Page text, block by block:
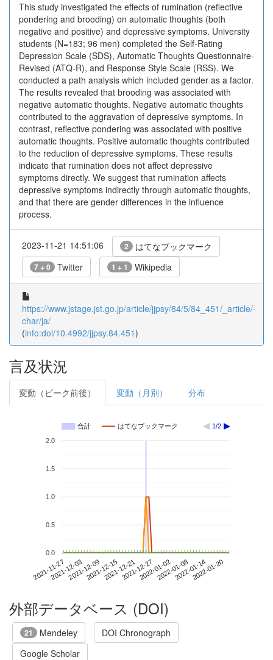
This study investigated the effects of rumination (reflective
pondering and brooding) on automatic thoughts (both
negative and positive) and depressive symptoms. University
students (N=183; 96 men) completed the Self-Rating
Depression Scale (SDS), Automatic Thoughts Questionnaire-
Revised (ATQ-R), and Response Style Scale (RSS). We
conducted a path analysis which included gender as a factor.
The results revealed that brooding was associated with
negative automatic thoughts. Negative automatic thoughts
contributed to the aggravation of depressive symptoms. In
contrast, reflective pondering was associated with positive
automatic thoughts. Positive automatic thoughts contributed
to the reduction of depressive symptoms. These results
indicate that rumination does not affect depressive
symptoms directly. We suggest that rumination affects
depressive symptoms indirectly through automatic thoughts,
and that there are gender differences in the influence
process.
2023-11-21 14:51:06 2 はてなブックマーク
7 + 0 Twitter 1 + 1 Wikipedia
https://www.jstage.jst.go.jp/article/jjpsy/84/5/84_451/_article/-
char/ja/
(info:doi/10.4992/jjpsy.84.451)
言及状況
変動（ピーク前後） 変動（月別） 分布
合計 はてなブックマーク 1/2
2021-11-272021-12-032021-12-092021-12-152021-12-212021-12-272022-01-022022-01-082022-01-142022-01-20
0.0
0.5
1.0
1.5
2.0
外部データベース (DOI)
21 Mendeley
DOI Chronograph
Google Scholar